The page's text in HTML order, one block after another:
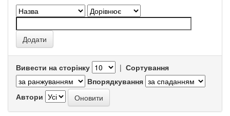
Вивести на сторінку | Сортування
Впорядкування
Автори